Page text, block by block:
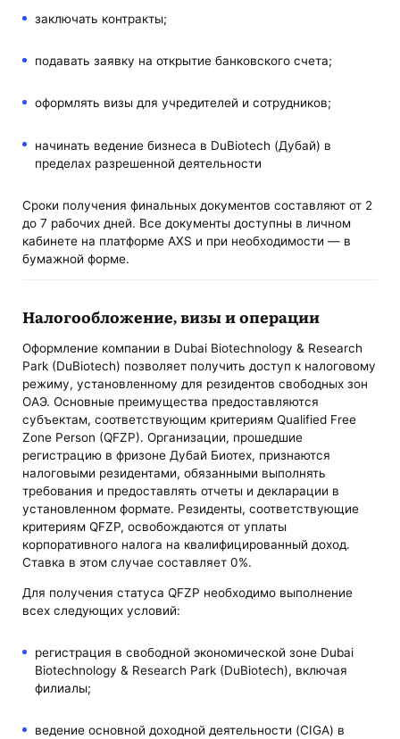
заключать контракты;
подавать заявку на открытие банковского счета;
оформлять визы для учредителей и сотрудников;
начинать ведение бизнеса в DuBiotech (Дубай) в
пределах разрешенной деятельности
Сроки получения финальных документов составляют от 2
до 7 рабочих дней. Все документы доступны в личном
кабинете на платформе AXS и при необходимости — в
бумажной форме.
Налогообложение, визы и операции
Оформление компании в Dubai Biotechnology & Research
Park (DuBiotech) позволяет получить доступ к налоговому
режиму, установленному для резидентов свободных зон
ОАЭ. Основные преимущества предоставляются
субъектам, соответствующим критериям Qualified Free
Zone Person (QFZP). Организации, прошедшие
регистрацию в фризоне Дубай Биотех, признаются
налоговыми резидентами, обязанными выполнять
требования и предоставлять отчеты и декларации в
установленном формате. Резиденты, соответствующие
критериям QFZP, освобождаются от уплаты
корпоративного налога на квалифицированный доход.
Ставка в этом случае составляет 0%.
Для получения статуса QFZP необходимо выполнение
всех следующих условий:
регистрация в свободной экономической зоне Dubai
Biotechnology & Research Park (DuBiotech), включая
филиалы;
ведение основной доходной деятельности (CIGA) в